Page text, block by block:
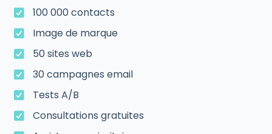
100 000 contacts
Image de marque
50 sites web
30 campagnes email
Tests A/B
Consultations gratuites